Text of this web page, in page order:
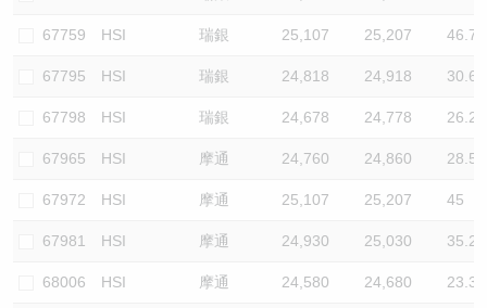
67759 HSI 瑞銀 25,107 25,207 46.7
67795 HSI 瑞銀 24,818 24,918 30.6
67798 HSI 瑞銀 24,678 24,778 26.2
67965 HSI 摩通 24,760 24,860 28.5
67972 HSI 摩通 25,107 25,207 45
67981 HSI 摩通 24,930 25,030 35.2
68006 HSI 摩通 24,580 24,680 23.3